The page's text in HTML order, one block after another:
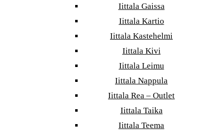
Iittala Gaissa
Iittala Kartio
Iittala Kastehelmi
Iittala Kivi
Iittala Leimu
Iittala Nappula
Iittala Rea – Outlet
Iittala Taika
Iittala Teema